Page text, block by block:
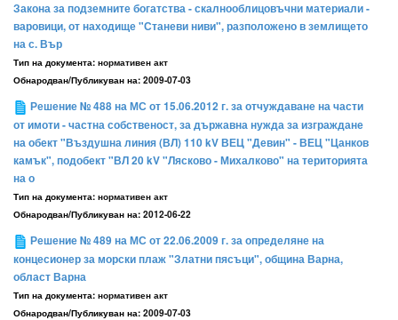
Закона за подземните богатства - скалнооблицовъчни материали -
варовици, от находище "Станеви ниви", разположено в землището
на с. Вър
Тип на документа: нормативен акт
Обнародван/Публикуван на: 2009-07-03
Решение № 488 на МС от 15.06.2012 г. за отчуждаване на части
от имоти - частна собственост, за държавна нужда за изграждане
на обект "Въздушна линия (ВЛ) 110 kV ВЕЦ "Девин" - ВЕЦ "Цанков
камък", подобект "ВЛ 20 kV "Лясково - Михалково" на територията
на о
Тип на документа: нормативен акт
Обнародван/Публикуван на: 2012-06-22
Решение № 489 на МС от 22.06.2009 г. за определяне на
концесионер за морски плаж "Златни пясъци", община Варна,
област Варна
Тип на документа: нормативен акт
Обнародван/Публикуван на: 2009-07-03